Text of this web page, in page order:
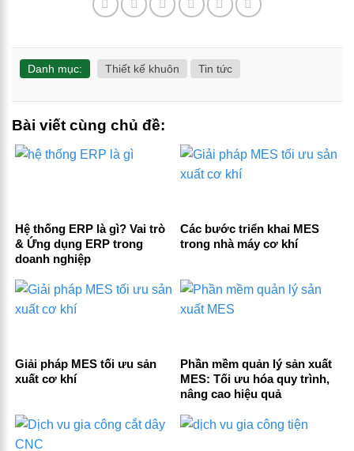
Danh mục: Thiết kế khuôn Tin tức
Bài viết cùng chủ đề:
Hệ thống ERP là gì? Vai trò
& Ứng dụng ERP trong
doanh nghiệp
Các bước triển khai MES
trong nhà máy cơ khí
Giải pháp MES tối ưu sản
xuất cơ khí
Phần mềm quản lý sản xuất
MES: Tối ưu hóa quy trình,
nâng cao hiệu quả